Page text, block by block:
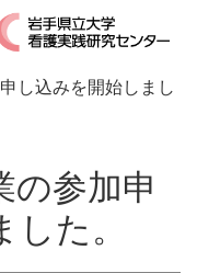
し込みを開始しまし
の参加申
た。